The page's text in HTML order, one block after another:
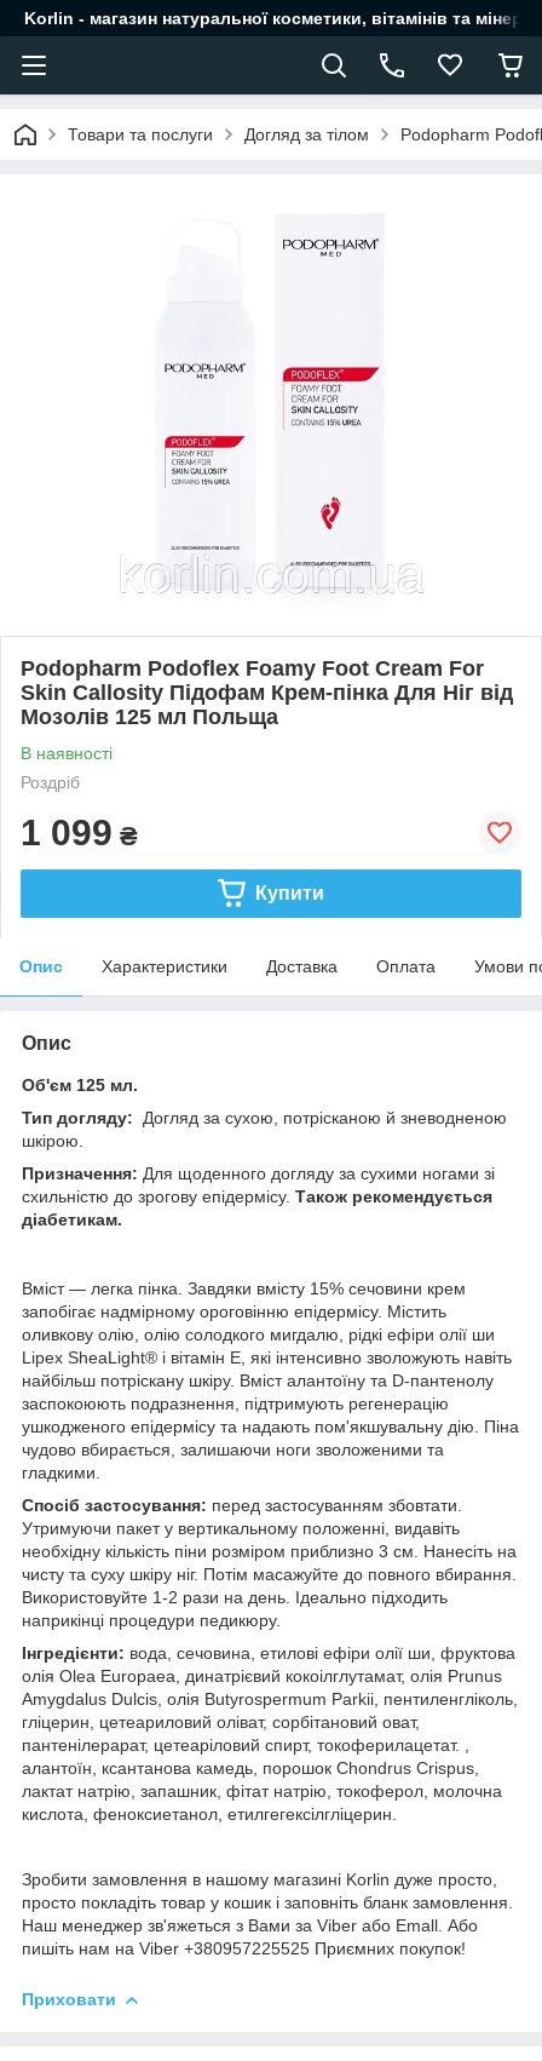
Korlin - магазин натуральної косметики, вітамінів та
Товари та послуги Догляд за тілом Podopharm
Podopharm Podoflex Foamy Foot Cream For
Skin Callosity Підофам Крем-пінка Для Ніг від
Мозолів 125 мл Польща
В наявності
Роздріб
1 099 ₴
Купити
Опис Характеристики Доставка Оплата Умови
Опис
Об'єм 125 мл.
Тип догляду: Догляд за сухою, потрісканою й зневодненою
шкірою.
Призначення: Для щоденного догляду за сухими ногами зі
схильністю до зрогову епідермісу. Також рекомендується
діабетикам.
Вміст — легка пінка. Завдяки вмісту 15% сечовини крем
запобігає надмірному ороговінню епідермісу. Містить
оливкову олію, олію солодкого мигдалю, рідкі ефіри олії ши
Lipex SheaLight® і вітамін Е, які інтенсивно зволожують навіть
найбільш потріскану шкіру. Вміст алантоїну та D-пантенолу
заспокоюють подразнення, підтримують регенерацію
ушкодженого епідермісу та надають пом'якшувальну дію. Піна
чудово вбирається, залишаючи ноги зволоженими та
гладкими.
Спосіб застосування: перед застосуванням збовтати.
Утримуючи пакет у вертикальному положенні, видавіть
необхідну кількість піни розміром приблизно 3 см. Нанесіть на
чисту та суху шкіру ніг. Потім масажуйте до повного вбирання.
Використовуйте 1-2 рази на день. Ідеально підходить
наприкінці процедури педикюру.
Інгредієнти: вода, сечовина, етилові ефіри олії ши, фруктова
олія Olea Europaea, динатрієвий кокоілглутамат, олія Prunus
Amygdalus Dulcis, олія Butyrospermum Parkii, пентиленгліколь,
гліцерин, цетеариловий оліват, сорбітановий оват,
пантенілерарат, цетеаріловий спирт, токоферилацетат. ,
алантоїн, ксантанова камедь, порошок Chondrus Crispus,
лактат натрію, запашник, фітат натрію, токоферол, молочна
кислота, феноксиетанол, етилгегексілгліцерин.
Зробити замовлення в нашому магазині Korlin дуже просто,
просто покладіть товар у кошик і заповніть бланк замовлення.
Наш менеджер зв'яжеться з Вами за Viber або Emall. Або
пишіть нам на Viber +380957225525 Приємних покупок!
Приховати